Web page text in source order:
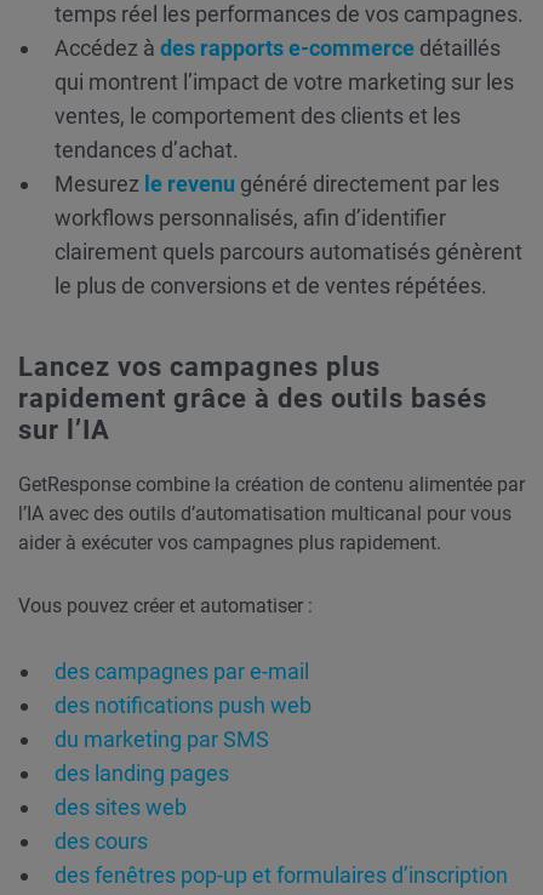
temps réel les performances de vos campagnes.
Accédez à des rapports e-commerce détaillés
qui montrent l’impact de votre marketing sur les
ventes, le comportement des clients et les
tendances d’achat.
Mesurez le revenu généré directement par les
workflows personnalisés, afin d’identifier
clairement quels parcours automatisés génèrent
le plus de conversions et de ventes répétées.
Lancez vos campagnes plus
rapidement grâce à des outils basés
sur l’IA
GetResponse combine la création de contenu alimentée par
l’IA avec des outils d’automatisation multicanal pour vous
aider à exécuter vos campagnes plus rapidement.
Vous pouvez créer et automatiser :
des campagnes par e-mail
des notifications push web
du marketing par SMS
des landing pages
des sites web
des cours
des fenêtres pop-up et formulaires d’inscription